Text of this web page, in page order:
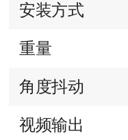
安装方式
重量
角度抖动
视频输出